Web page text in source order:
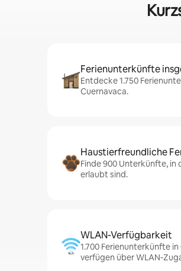
Ferienunterkünfte
Entdecke 1.750
Cuernavaca.
Haustierfreundliche
Finde 900 Unterkünfte, in
erlaubt sind.
WLAN-Verfügbarkeit
1.700 Ferienunterkünfte
verfügen über WLAN-